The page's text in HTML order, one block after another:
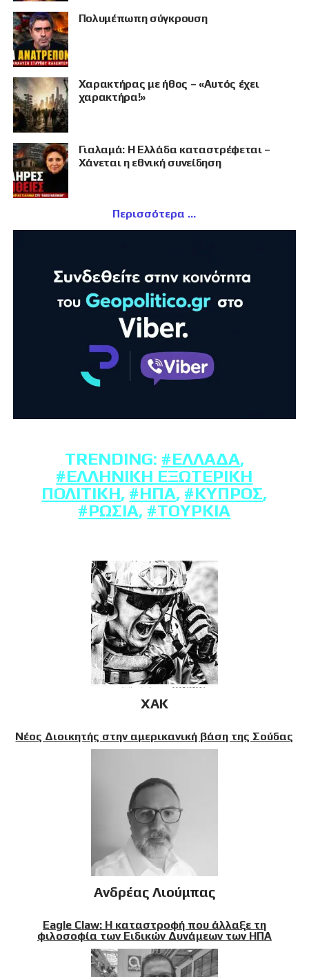
Πολυμέπωπη σύγκρουση
Χαρακτήρας με ήθος – «Αυτός έχει
χαρακτήρα!»
Γιαλαμά: Η Ελλάδα καταστρέφεται –
Χάνεται η εθνική συνείδηση
Περισσότερα
TRENDING: #ΕΛΛΆΔΑ,
#ΕΛΛΗΝΙΚΉ ΕΞΩΤΕΡΙΚΉ
ΠΟΛΙΤΙΚΉ, #ΗΠΑ, #ΚΎΠΡΟΣ,
#ΡΩΣΊΑ, #ΤΟΥΡΚΊΑ
XAK
Νέος Διοικητής στην αμερικανική βάση της Σούδας
Ανδρέας Λιούμπας
Eagle Claw: Η καταστροφή που άλλαξε τη
φιλοσοφία των Ειδικών Δυνάμεων των ΗΠΑ